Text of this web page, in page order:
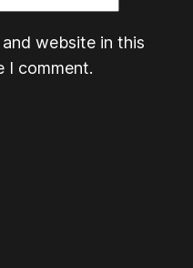
website in this
I comment.